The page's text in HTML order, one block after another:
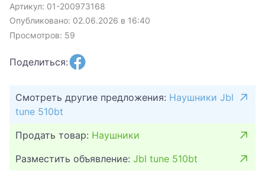
Артикул: 01-200973168
Опубликовано: 02.06.2026 в 16:40
Просмотров: 59
Поделиться:
Смотреть другие предложения: Наушники Jbl
tune 510bt
Продать товар: Наушники
Разместить объявление: Jbl tune 510bt